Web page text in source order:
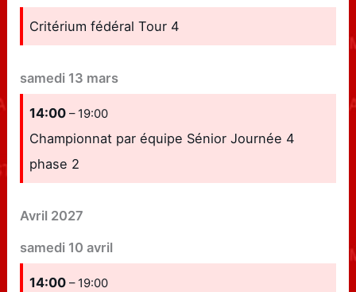
Critérium fédéral Tour 4
samedi 13 mars
14:00– 19:00
Championnat par équipe Sénior Journée 4
phase 2
Avril 2027
samedi 10 avril
14:00– 19:00